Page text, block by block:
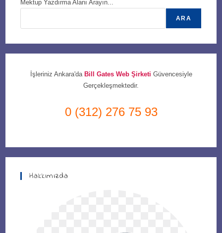
Mektup Yazdırma Alanı Arayın...
ARA
İşleriniz Ankara'da Bill Gates Web Şirketi Güvencesiyle
Gerçekleşmektedir.
0 (312) 276 75 93
Hakkımızda